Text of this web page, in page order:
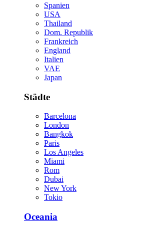
Spanien
USA
Thailand
Dom. Republik
Frankreich
England
Italien
VAE
Japan
Städte
Barcelona
London
Bangkok
Paris
Los Angeles
Miami
Rom
Dubai
New York
Tokio
Oceania